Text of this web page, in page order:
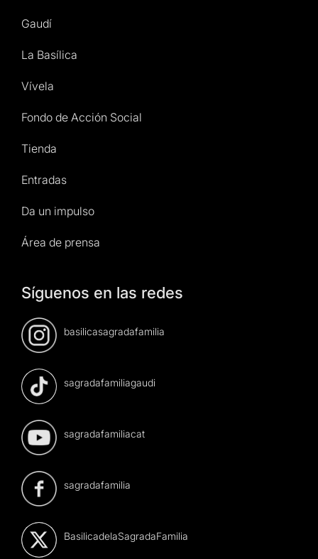
Gaudí
La Basílica
Vívela
Fondo de Acción Social
Tienda
Entradas
Da un impulso
Área de prensa
Síguenos en las redes
basilicasagradafamilia
sagradafamiliagaudi
sagradafamiliacat
sagradafamilia
BasilicadelaSagradaFamilia